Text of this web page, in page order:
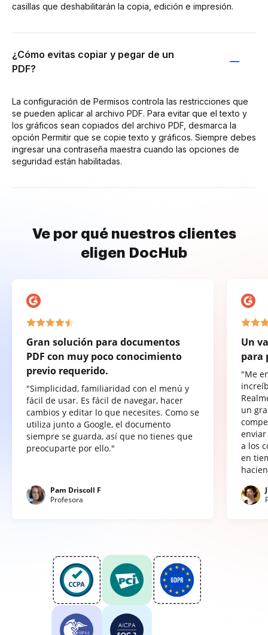
casillas que deshabilitarán la copia, edición e impresión.
¿Cómo evitas copiar y pegar de un
PDF?
La configuración de Permisos controla las restricciones que
se pueden aplicar al archivo PDF. Para evitar que el texto y
los gráficos sean copiados del archivo PDF, desmarca la
opción Permitir que se copie texto y gráficos. Siempre debes
ingresar una contraseña maestra cuando las opciones de
seguridad están habilitadas.
Ve por qué nuestros clientes
eligen DocHub
Gran solución para documentos
PDF con muy poco conocimiento
previo requerido.
"Simplicidad, familiaridad con el menú y
fácil de usar. Es fácil de navegar, hacer
cambios y editar lo que necesites. Como se
utiliza junto a Google, el documento
siempre se guarda, así que no tienes que
preocuparte por ello."
Pam Driscoll F
Profesora
Un
para
"Me
un
a los
en